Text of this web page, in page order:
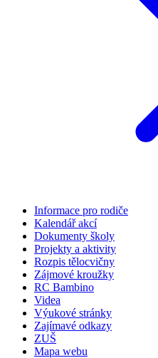
Informace pro rodiče
Kalendář akcí
Dokumenty školy
Projekty a aktivity
Rozpis tělocvičny
Zájmové kroužky
RC Bambino
Videa
Výukové stránky
Zajímavé odkazy
ZUŠ
Mapa webu